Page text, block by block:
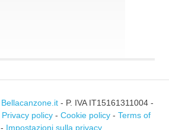
Bellacanzone.it- P. IVA IT15161311004 -
Privacy policy - Cookie policy - Terms of
- Impostazioni sulla privacy